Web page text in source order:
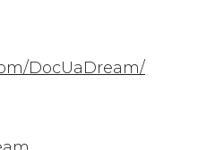
DocUaDream/